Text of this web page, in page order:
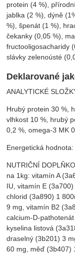
protein (4 %),
jablka (2 %), dýně
%), špenát (1 %),
čekanky (0,05 %),
fructooligosacharidy
slávky zelenoústé
Deklarované
ANALYTICKÉ
Hrubý protein 30 %,
vlhkost 10 %, hrubý
0,2 %, omega-3 MK
Energetická
NUTRIČNÍ
na 1kg: vitamín A
IU, vitamín E
chlorid (3a890) 1
9 mg, vitamín B2
calcium-D-
kyselina listová
draselný (3b201) 3
60 mg, měď (3b407)